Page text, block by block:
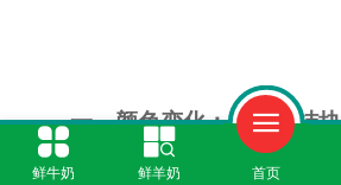
一、颜色变化：暗黄或结
鲜牛奶 鲜羊奶 首页